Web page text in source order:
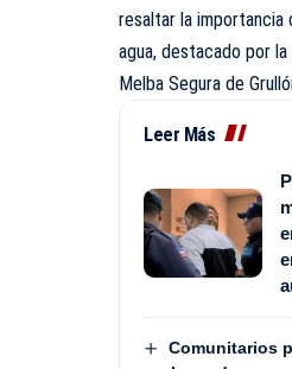
resaltar la
agua, destacado por
Melba Segura de
Leer Más
Comunitarios